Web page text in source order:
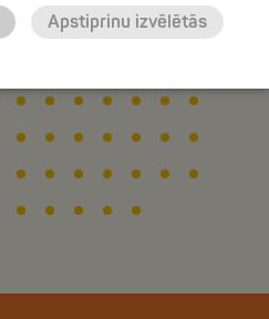
Apstiprinu izvēlētās